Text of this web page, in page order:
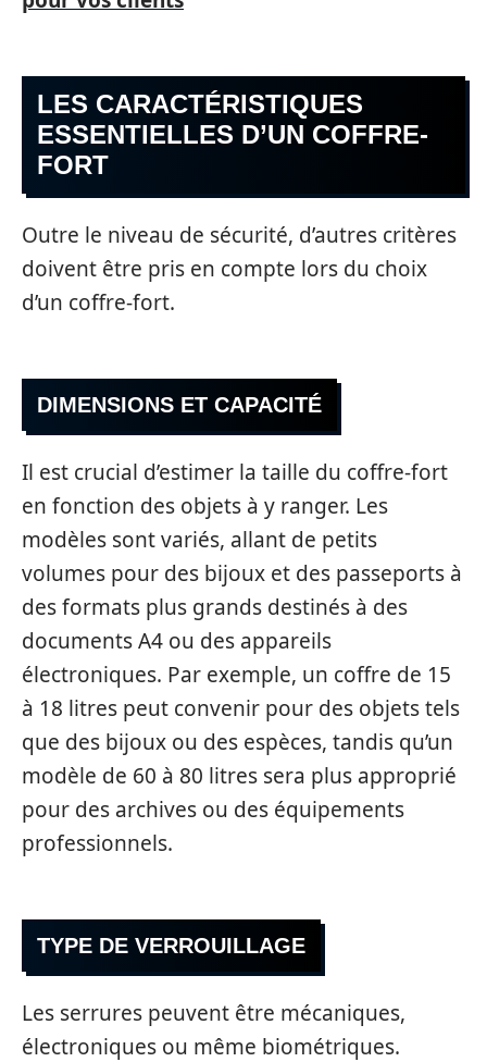
LES CARACTÉRISTIQUES
ESSENTIELLES D’UN COFFRE-
FORT
Outre le niveau de sécurité, d’autres critères
doivent être pris en compte lors du choix
d’un coffre-fort.
DIMENSIONS ET CAPACITÉ
Il est crucial d’estimer la taille du coffre-fort
en fonction des objets à y ranger. Les
modèles sont variés, allant de petits
volumes pour des bijoux et des passeports à
des formats plus grands destinés à des
documents A4 ou des appareils
électroniques. Par exemple, un coffre de 15
à 18 litres peut convenir pour des objets tels
que des bijoux ou des espèces, tandis qu’un
modèle de 60 à 80 litres sera plus approprié
pour des archives ou des équipements
professionnels.
TYPE DE VERROUILLAGE
Les serrures peuvent être mécaniques,
électroniques ou même biométriques.